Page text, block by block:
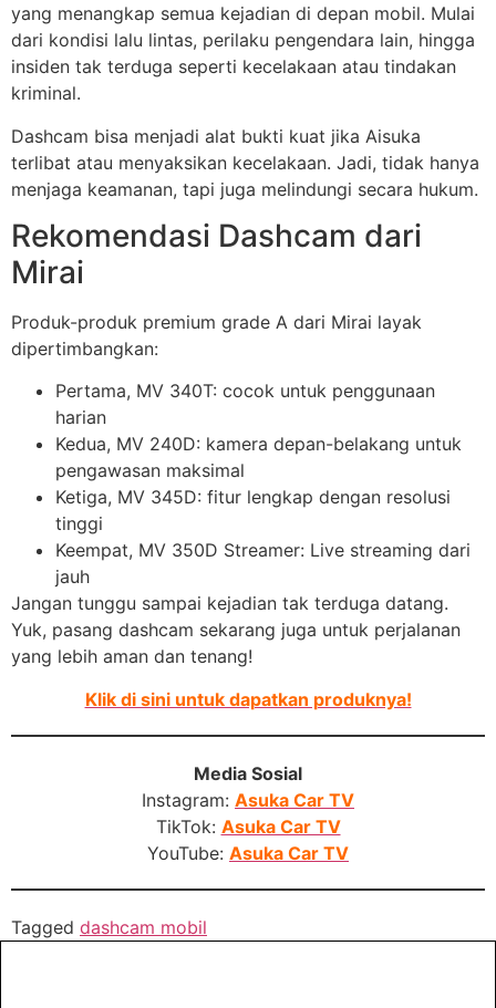
yang menangkap semua kejadian di depan mobil. Mulai
dari kondisi lalu lintas, perilaku pengendara lain, hingga
insiden tak terduga seperti kecelakaan atau tindakan
kriminal.
Dashcam bisa menjadi alat bukti kuat jika Aisuka
terlibat atau menyaksikan kecelakaan. Jadi, tidak hanya
menjaga keamanan, tapi juga melindungi secara hukum.
Rekomendasi Dashcam dari
Mirai
Produk-produk premium grade A dari Mirai layak
dipertimbangkan:
Pertama, MV 340T: cocok untuk penggunaan
harian
Kedua, MV 240D: kamera depan-belakang untuk
pengawasan maksimal
Ketiga, MV 345D: fitur lengkap dengan resolusi
tinggi
Keempat, MV 350D Streamer: Live streaming dari
jauh
Jangan tunggu sampai kejadian tak terduga datang.
Yuk, pasang dashcam sekarang juga untuk perjalanan
yang lebih aman dan tenang!
Klik di sini untuk dapatkan produknya!
Media Sosial
Instagram: Asuka Car TV
TikTok: Asuka Car TV
YouTube: Asuka Car TV
Tagged dashcam mobil